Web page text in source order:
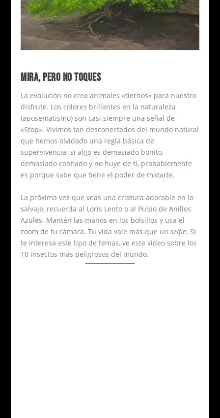
MIRA, PERO NO TOQUES
La evolución no crea animales «tiernos» para nuestro
disfrute. Los colores brillantes en la naturaleza
(aposematismo) son casi siempre una señal de
«Stop». Vivimos tan desconectados del mundo natural
que hemos olvidado una regla básica de
supervivencia: si algo es demasiado bonito,
demasiado confiado y no huye de ti, probablemente
es porque sabe que tiene el poder de matarte.
La próxima vez que veas una criatura adorable en lo
salvaje, recuerda al Loris Lento o al Pulpo de Anillos
Azules. Mantén las manos en los bolsillos y usa el
zoom de tu cámara. Tu vida vale más que unselfie. Si
te interesa este tipo de temas, ve este video sobre los
10 insectos más peligrosos del mundo.